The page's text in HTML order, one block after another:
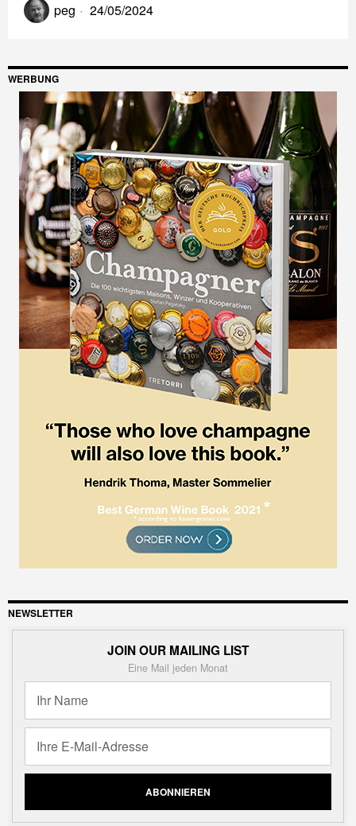
peg 24/05/2024
WERBUNG
NEWSLETTER
JOIN OUR MAILING LIST
Eine Mail jeden Monat